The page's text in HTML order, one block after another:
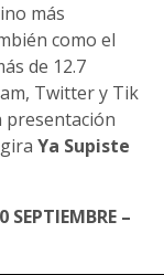
más
como el
de 12.7
Twitter y Tik
presentación
giraYa Supiste
SEPTIEMBRE –